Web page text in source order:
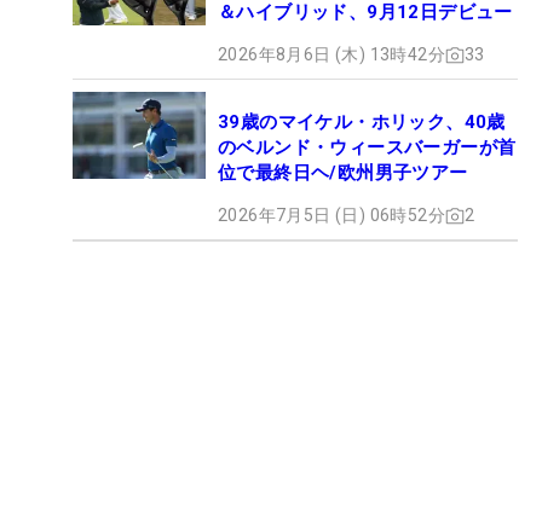
＆ハイブリッド、9月12日デビュー
2026年8月6日 (木) 13時42分 33
39歳のマイケル・ホリック、40歳
のベルンド・ウィースバーガーが首
位で最終日ヘ/欧州男子ツアー
2026年7月5日 (日) 06時52分 2